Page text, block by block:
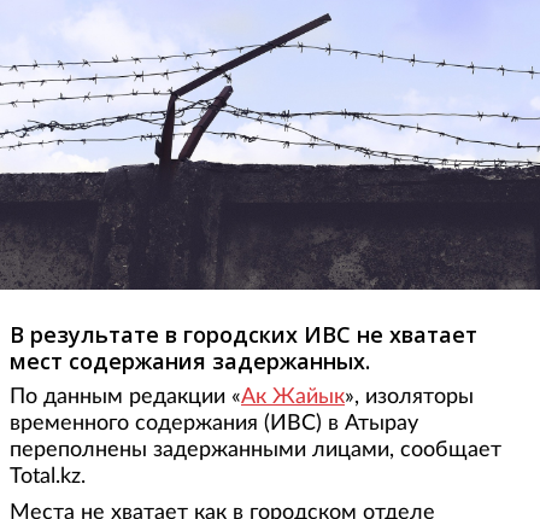
В результате в городских ИВС не хватает
мест содержания задержанных.
По данным редакции «Ак Жайык», изоляторы
временного содержания (ИВС) в Атырау
переполнены задержанными лицами, сообщает
Total.kz.
Места не хватает как в городском отделе